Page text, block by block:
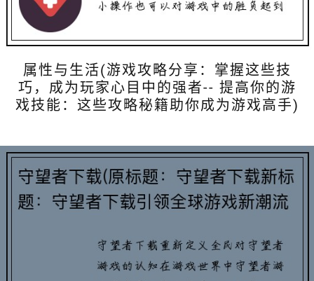
属性与生活(游戏攻略分享：掌握这些技
巧，成为玩家心目中的强者-- 提高你的游
戏技能：这些攻略秘籍助你成为游戏高手)